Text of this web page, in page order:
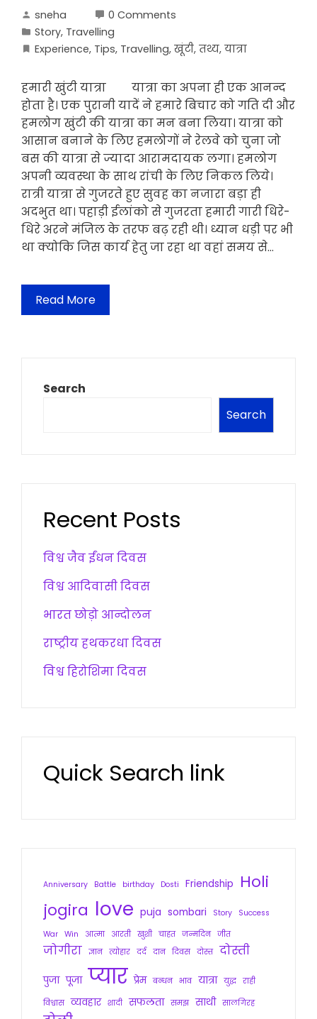
sneha
0 Comments
Story, Travelling
Experience, Tips, Travelling, खूंटी, तथ्य, यात्रा
हमारी खुंटी यात्रा यात्रा का अपना ही एक आनन्द
होता है। एक पुरानी यादें ने हमारे बिचार को गति दी और
हमलोग खुंटी की यात्रा का मन बना लिया। यात्रा को
आसान बनाने के लिए हमलोगों ने रेलवे को चुना जो
बस की यात्रा से ज्यादा आरामदायक लगा। हमलोग
अपनी व्यवस्था के साथ रांची के लिए निकल लिये।
रात्री यात्रा से गुजरते हुए सुवह का नजारा बड़ा ही
अदभुत था। पहाड़ी ईलांको से गुजरता हमारी गारी धिरे-
धिरे अरने मंजिल के तरफ बढ़ रही थी। ध्यान धड़ी पर भी
था क्योकि जिस कार्य हेतु जा रहा था वहां समय से…
Read More
Search
Search
Recent Posts
विश्व जैव ईंधन दिवस
विश्व आदिवासी दिवस
भारत छोड़ो आन्दोलन
राष्ट्रीय हथकरधा दिवस
विश्व हिरोशिमा दिवस
Quick Search link
Anniversary Battle birthday Dosti Friendship
Holi
jogira love puja sombari Story
Success
War Win आत्मा आरती खुशी चाहत जन्मदिन जीत
जोगीरा ज्ञान त्योहार दर्द दान दिवस दोस्त दोस्ती
पुजा पूजा प्यार प्रेम बन्धन भाव यात्रा युद्ध राही
विश्वास व्यवहार शादी सफलता समझ साथी सालगिरह